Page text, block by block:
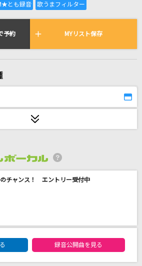
全国りれき
ムで歌われている曲の一覧
予約 MYリスト保存
チャンス！ エントリー受付中
ボーカルエントリーランキング
録音公開曲を見る